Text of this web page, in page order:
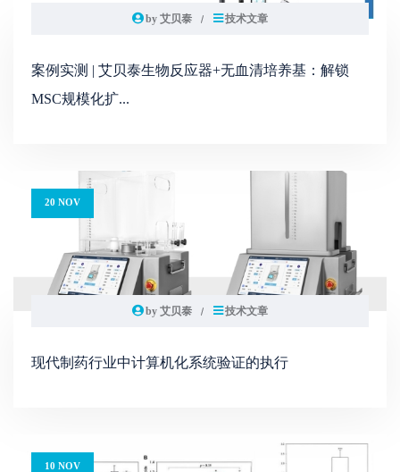
by 艾贝泰 技术文章
案例实测 | 艾贝泰生物反应器+无血清培养基：解锁
MSC规模化扩...
20 NOV
by 艾贝泰 技术文章
现代制药行业中计算机化系统验证的执行
10 NOV